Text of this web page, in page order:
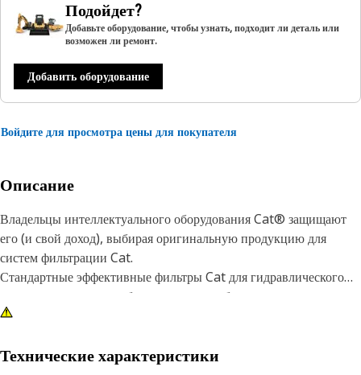
Подойдет?
Добавьте оборудование, чтобы узнать, подходит ли деталь или
возможен ли ремонт.
Добавить оборудование
Войдите для просмотра цены для покупателя
Описание
Владельцы интеллектуального оборудования Cat® защищают
его (и свой доход), выбирая оригинальную продукцию для
систем фильтрации Cat.
Стандартные эффективные фильтры Cat для гидравлического
масла и масла для коробок передач разработаны для
поддержания чистоты и целостности системы в большинстве
от износа компонентов вследствие загрязнения масла. Фильтры
Технические характеристики